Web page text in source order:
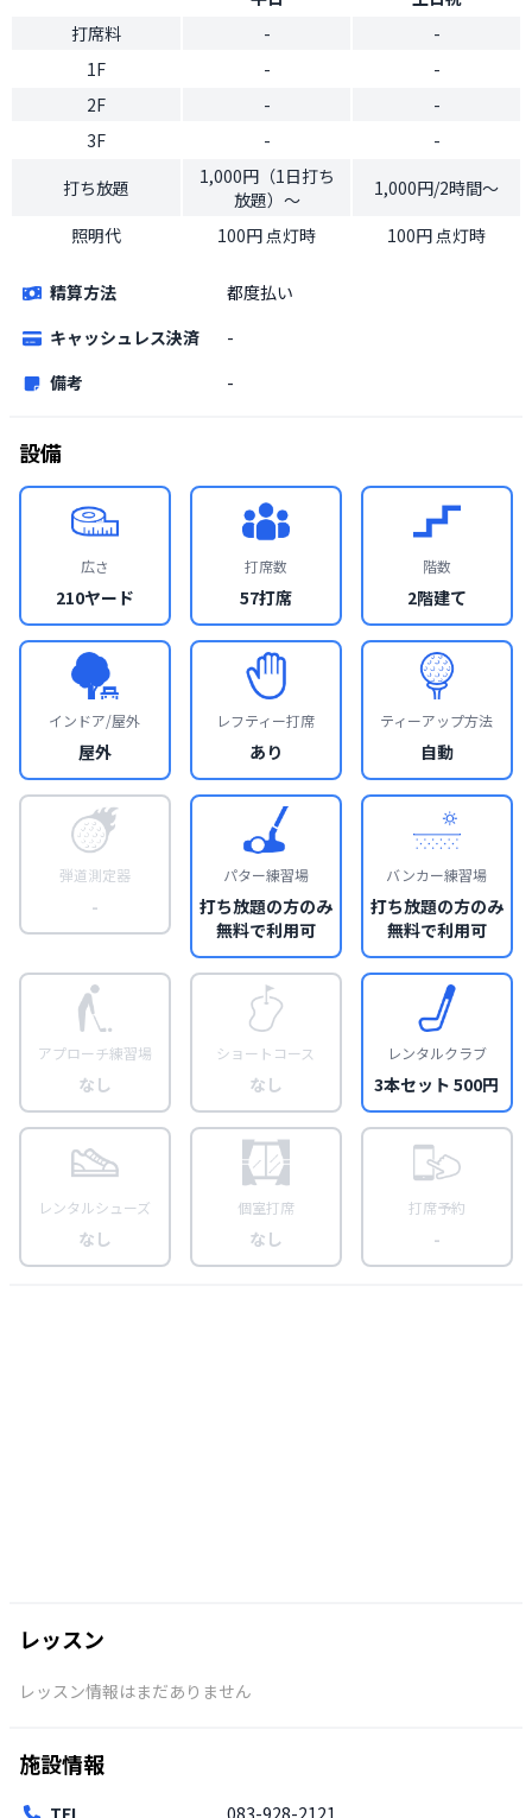
打席料
-
-
1F
-
-
2F
-
-
3F
-
-
打ち放題
1,000円（1日打ち
放題）～
1,000円/2時間～
照明代
100円 点灯時 100円 点灯時
精算方法
都度払い
キャッシュレス決済
-
備考
-
設備
広さ
210ヤード
打席数
57打席
階数
2階建て
インドア/屋外
屋外
レフティー打席
あり
ティーアップ方法
自動
弾道測定器
-
パター練習場
打ち放題の方のみ
無料で利用可
バンカー練習場
打ち放題の方のみ
無料で利用可
アプローチ練習場
なし
ショートコース
なし
レンタルクラブ
3本セット 500円
レンタルシューズ
なし
個室打席
なし
打席予約
-
レッスン
レッスン情報はまだありません
施設情報
TEL 083-928-2121